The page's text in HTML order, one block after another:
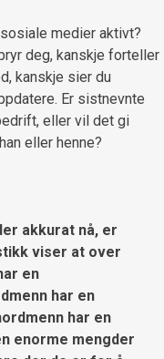
medier aktivt?
deg, kanskje forteller
kanskje sier du
Er sistnevnte
eller vil det gi
eller henne?
akkurat nå, er
viser at over
en
har en
har en
enorme mengder